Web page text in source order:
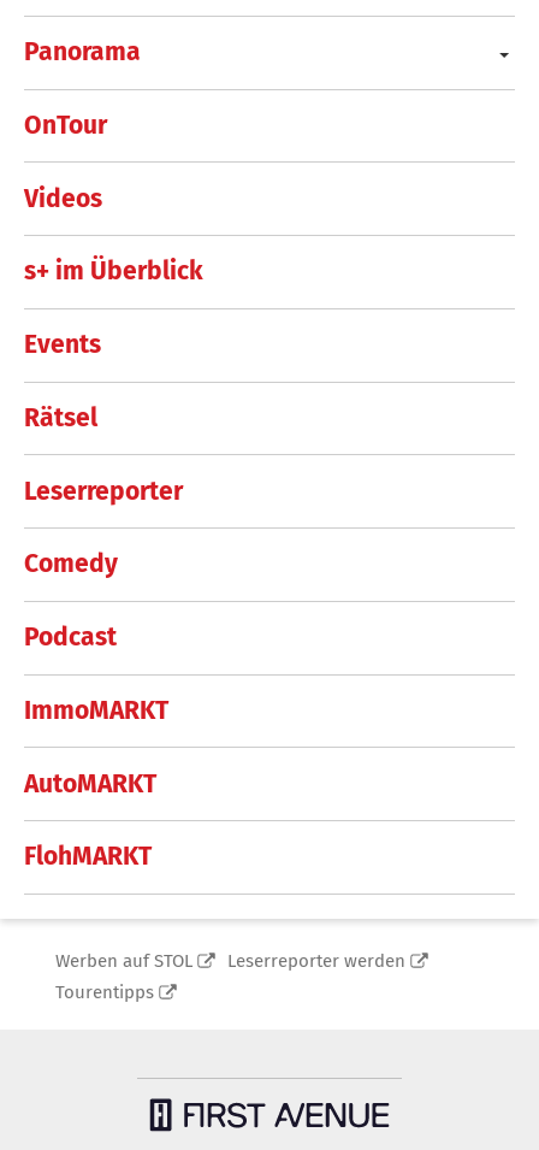
Panorama
OnTour
Videos
s+ im Überblick
Events
Rätsel
Leserreporter
Comedy
Podcast
ImmoMARKT
AutoMARKT
FlohMARKT
Werben auf STOL
Leserreporter werden
Tourentipps